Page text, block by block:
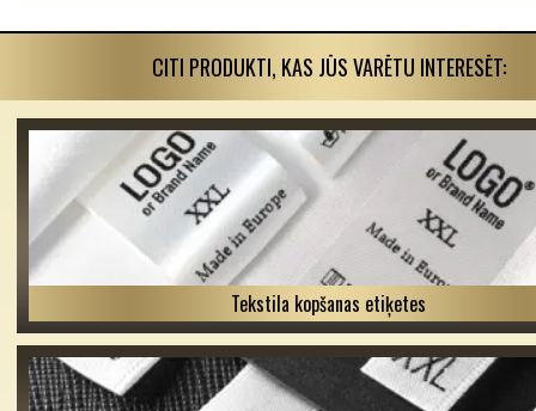
CITI PRODUKTI, KAS JŪS VARĒTU INTERESĒT:
Tekstila kopšanas etiķetes